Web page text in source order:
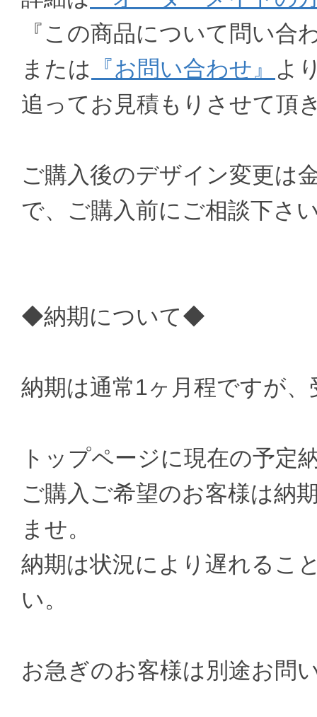
『この商品について問い合
または 『お問い合わせ』
よ
追ってお見積もりさせて頂
ご購入後のデザイン変更は
で、ご購入前にご相談下さ
◆納期について◆
納期は通常1ヶ月程ですが
トップページに現在の予定
ご購入ご希望のお客様は納
ませ。
納期は状況により遅れるこ
い。
お急ぎのお客様は別途お問